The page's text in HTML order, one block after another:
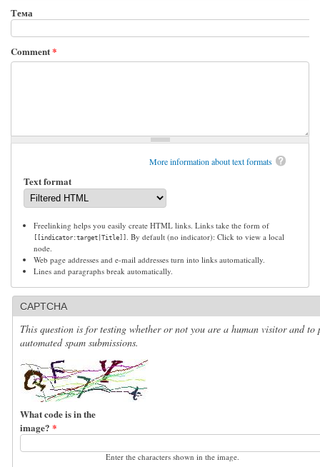
Тема
Comment*
More information about text formats
Text format
Freelinking helps you easily create HTML links. Links take the form of
[[indicator:target|Title]]
. By default (no indicator): Click to view a local
node.
Web page addresses and e-mail addresses turn into links automatically.
Lines and paragraphs break automatically.
CAPTCHA
This question is for testing whether or not you are a human visitor and to
automated spam submissions.
What code is in the
image? *
Enter the characters shown in the image.